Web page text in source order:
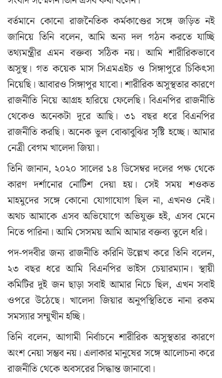
বর্তমানে কোনো রাজনৈতিক কর্মকাণ্ডের সঙ্গে জড়িত নই
জানিয়ে তিনি বলেন, আমি অন্য দল গঠন করতে যাচ্ছি
তথ্যমন্ত্রীর এমন বক্তব্য সঠিক নয়। আমি শারীরিকভাবে
অসুস্থ। গত কয়েক মাস সিএমএইচ ও সিঙ্গাপুরে চিকিৎসা
নিয়েছি। আবারও সিঙ্গাপুর যাবো। শারীরিক অসুস্থতার কারণে
রাজনীতি নিয়ে আগ্রহ হারিয়ে ফেলেছি। বিএনপির রাজনীতি
থেকেও অনেকটা দূরে আছি। ৩১ বছর ধরে বিএনপির
রাজনীতি করছি। অনেক ভুল বোঝাবুঝির সৃষ্টি হচ্ছে। আমার
নেত্রী বেগম খালেদা জিয়া।
তিনি জানান, ২০২০ সালের ১৪ ডিসেম্বর দলের পক্ষ থেকে
কারণ দর্শানোর নোটিশ দেয়া হয়। সেই সময় শওকত
মাহমুদের সঙ্গে কোনো যোগাযোগ ছিল না, এখনও নেই।
অথচ আমাকে এসব অভিযোগে অভিযুক্ত হই, এসব মেনে
নিতে পারিনা। আমি সেসময় আমি আমার বক্তব্য তুলে ধরি।
পদ-পদবীর জন্য রাজনীতি করিনি উল্লেখ করে তিনি বলেন,
২৩ বছর ধরে আমি বিএনপির ভাইস চেয়ারম্যান। স্থায়ী
কমিটির দুই জন ছাড়া সবাই আমার নিচে ছিল, এখন সবাই
ওপরে উঠেছে। খালেদা জিয়ার অনুপস্থিতিতে নানা রকম
সমস্যার সম্মুখীন হচ্ছি।
তিনি বলেন, আগামী নির্বাচনে শারীরিক অসুস্থতার কারণে
অংশ নেয়া সম্ভব নয়। এলাকার মানুষের সঙ্গে আলোচনা করে
রাজনীতি থেকে অবসরের সিদ্ধান্ত জানাবো।